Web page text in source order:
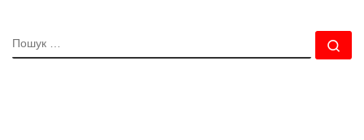
ПОШУК